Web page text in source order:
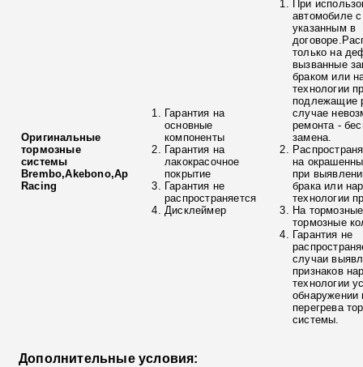
Оригинальные
тормозные
системы
Brembo,Akebono,Ap
Racing
Гарантия на
основные
компоненты
Гарантия на
лакокрасочное
покрытие
Гарантия не
распространяется
Дисклеймер
При
автомобиле
указанным в
только на
вызванные
браком или
технологии
подлежащие
случае
ремонта -
замена.
на
при
брака или
технологии
На
тормозные
Гарантия не
случаи
признаков
технологии
обнаружении
перегрева
системы.
Дополнительные условия: